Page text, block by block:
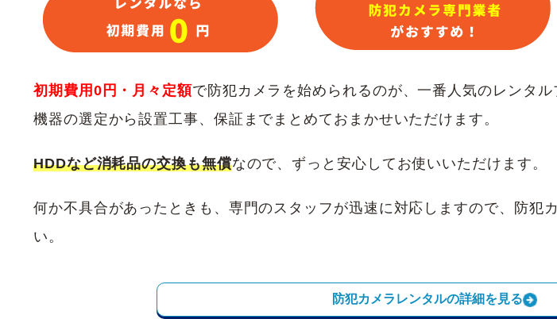
初期費用0円・月々定額で防犯カメラを始められるのが、一番人気のレンタル
機器の選定から設置工事、保証までまとめておまかせいただけます。
HDDなど消耗品の交換も無償なので、ずっと安心してお使いいただけます。
何か不具合があったときも、専門のスタッフが迅速に対応しますので、防犯
い。
防犯カメラレンタルの詳細を見る